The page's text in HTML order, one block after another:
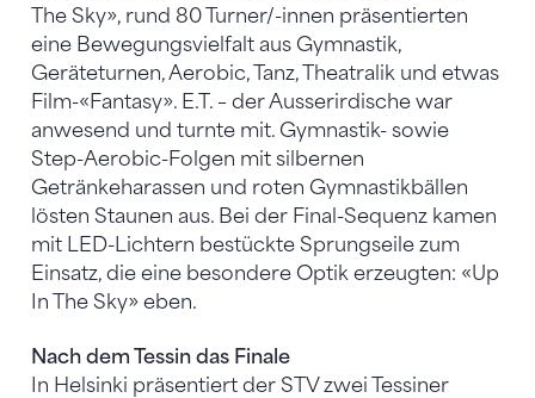
The Sky», rund 80 Turner/-innen präsentierten
eine Bewegungsvielfalt aus Gymnastik,
Geräteturnen, Aerobic, Tanz, Theatralik und etwas
Film-«Fantasy». E.T. – der Ausserirdische war
anwesend und turnte mit. Gymnastik- sowie
Step-Aerobic-Folgen mit silbernen
Getränkeharassen und roten Gymnastikbällen
lösten Staunen aus. Bei der Final-Sequenz kamen
mit LED-Lichtern bestückte Sprungseile zum
Einsatz, die eine besondere Optik erzeugten: «Up
In The Sky» eben.
Nach dem Tessin das Finale
In Helsinki präsentiert der STV zwei Tessiner